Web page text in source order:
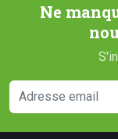
Ne